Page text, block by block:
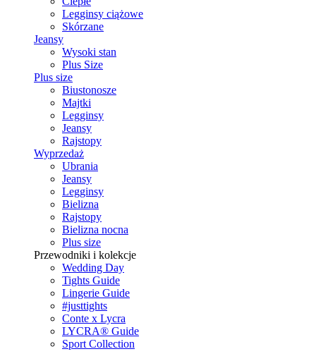
Legginsy ciążowe
Skórzane
Jeansy
Wysoki stan
Plus Size
Plus size
Biustonosze
Majtki
Legginsy
Jeansy
Rajstopy
Wyprzedaż
Ubrania
Jeansy
Legginsy
Bielizna
Rajstopy
Bielizna nocna
Plus size
Przewodniki i kolekcje
Wedding Day
Tights Guide
Lingerie Guide
#justtights
Conte x Lycra
LYCRA® Guide
Sport Сollection